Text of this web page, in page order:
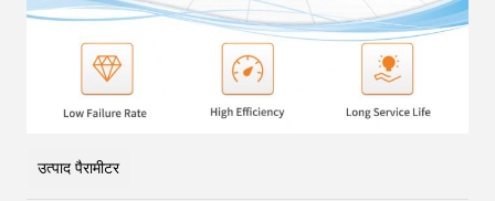
उत्पाद पैरामीटर